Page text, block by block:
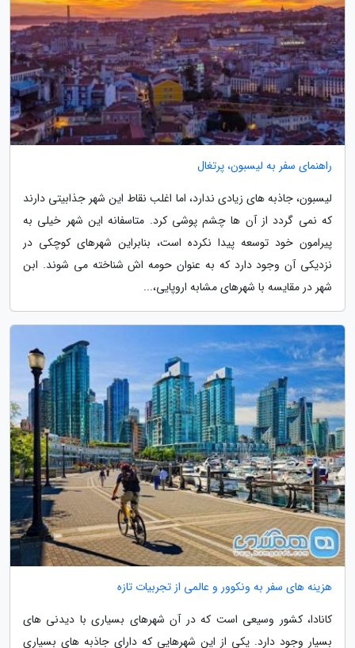
راهنمای سفر به لیسبون، پرتغال
لیسبون، جاذبه های زیادی ندارد، اما اغلب نقاط این شهر جذابیتی دارند
که نمی گردد از آن ها چشم پوشی کرد. متاسفانه این شهر خیلی به
پیرامون خود توسعه پیدا نکرده است، بنابراین شهرهای کوچکی در
نزدیکی آن وجود دارد که به عنوان حومه اش شناخته می شوند. ابن
شهر در مقایسه با شهرهای مشابه اروپایی،...
هزینه های سفر به ونکوور و عالمی از تجربیات تازه
کانادا، کشور وسیعی است که در آن شهرهای بسیاری با دیدنی های
بسیار وجود دارد. یکی از این شهرهایی که دارای جاذبه های بسیاری